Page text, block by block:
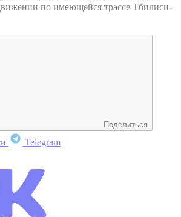
по имеющейся трассе Тбилиси-
Поделиться
Telegram